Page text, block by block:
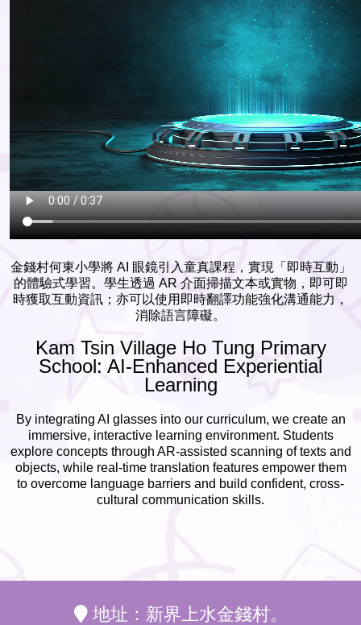
金錢村何東小學將 AI 眼鏡引入童真課程，實現「即時互動」
的體驗式學習。學生透過 AR 介面掃描文本或實物，即可即
時獲取互動資訊；亦可以使用即時翻譯功能強化溝通能力，
消除語言障礙。
Kam Tsin Village Ho Tung Primary
School: AI-Enhanced Experiential
Learning
By integrating AI glasses into our curriculum, we create an
immersive, interactive learning environment. Students
explore concepts through AR-assisted scanning of texts and
objects, while real-time translation features empower them
to overcome language barriers and build confident, cross-
cultural communication skills.
地址：新界上水金錢村。